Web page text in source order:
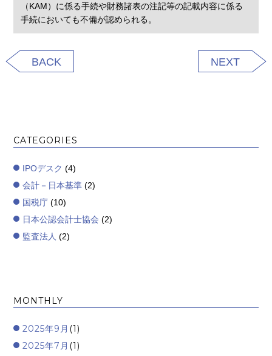
（KAM）に係る手続や財務諸表の注記等の記載内容に係る
手続においても不備が認められる。
BACK NEXT
CATEGORIES
IPOデスク (4)
会計－日本基準 (2)
国税庁 (10)
日本公認会計士協会 (2)
監査法人 (2)
MONTHLY
2025年9月 (1)
2025年7月 (1)